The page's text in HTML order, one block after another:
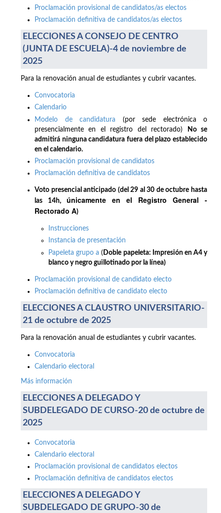
Proclamación provisional de candidatos/as electos
Proclamación definitiva de candidatos/as electos
ELECCIONES A CONSEJO DE CENTRO
(JUNTA DE ESCUELA)-4 de noviembre de
2025
Para la renovación anual de estudiantes y cubrir vacantes.
Convocatoria
Calendario
Modelo de candidatura (por sede electrónica o
presencialmente en el registro del rectorado)
No se
admitirá ninguna candidatura fuera del plazo establecido
en el calendario.
Proclamación provisional de candidatos
Proclamación definitiva de candidatos
Voto presencial anticipado (del 29 al 30 de octubre hasta
las 14h, únicamente en el Registro General -
Rectorado A)
Instrucciones
Instancia de presentación
Papeleta grupo a( Doble papeleta: Impresión en A4 y
blanco y negro guillotinado por la línea)
Proclamación provisional de candidato electo
Proclamación definitiva de candidato electo
ELECCIONES A CLAUSTRO UNIVERSITARIO-
21 de octubre de 2025
Para la renovación anual de estudiantes y cubrir vacantes.
Convocatoria
Calendario electoral
Más información
ELECCIONES A DELEGADO Y
SUBDELEGADO DE CURSO-20 de octubre de
2025
Convocatoria
Calendario electoral
Proclamación provisional de candidatos electos
Proclamación definitiva de candidatos electos
ELECCIONES A DELEGADO Y
SUBDELEGADO DE GRUPO-30 de